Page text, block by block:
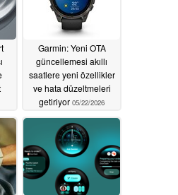
Garmin: Yeni OTA
güncellemesi akıllı
saatlere yeni özellikler
ve hata düzeltmeleri
getiriyor 05/22/2026